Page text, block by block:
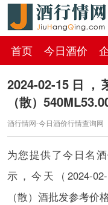
首页 今日酒价
百科
2024-02-15日
（散）
酒行情网-今日酒价行情查询网
为您提供了今日名
示，今天（2024-
（散）酒批发参考价